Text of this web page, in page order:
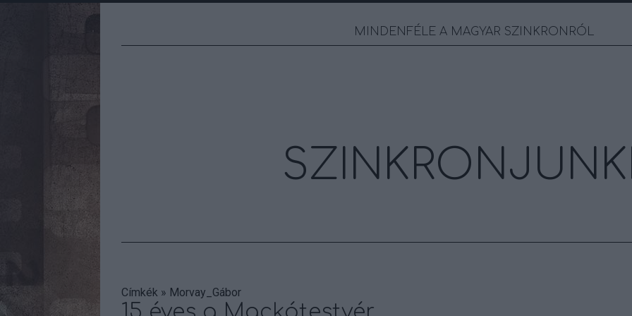
MINDENFÉLE A MAGYAR SZINKRONRÓL
Címkék » Morvay_Gábor